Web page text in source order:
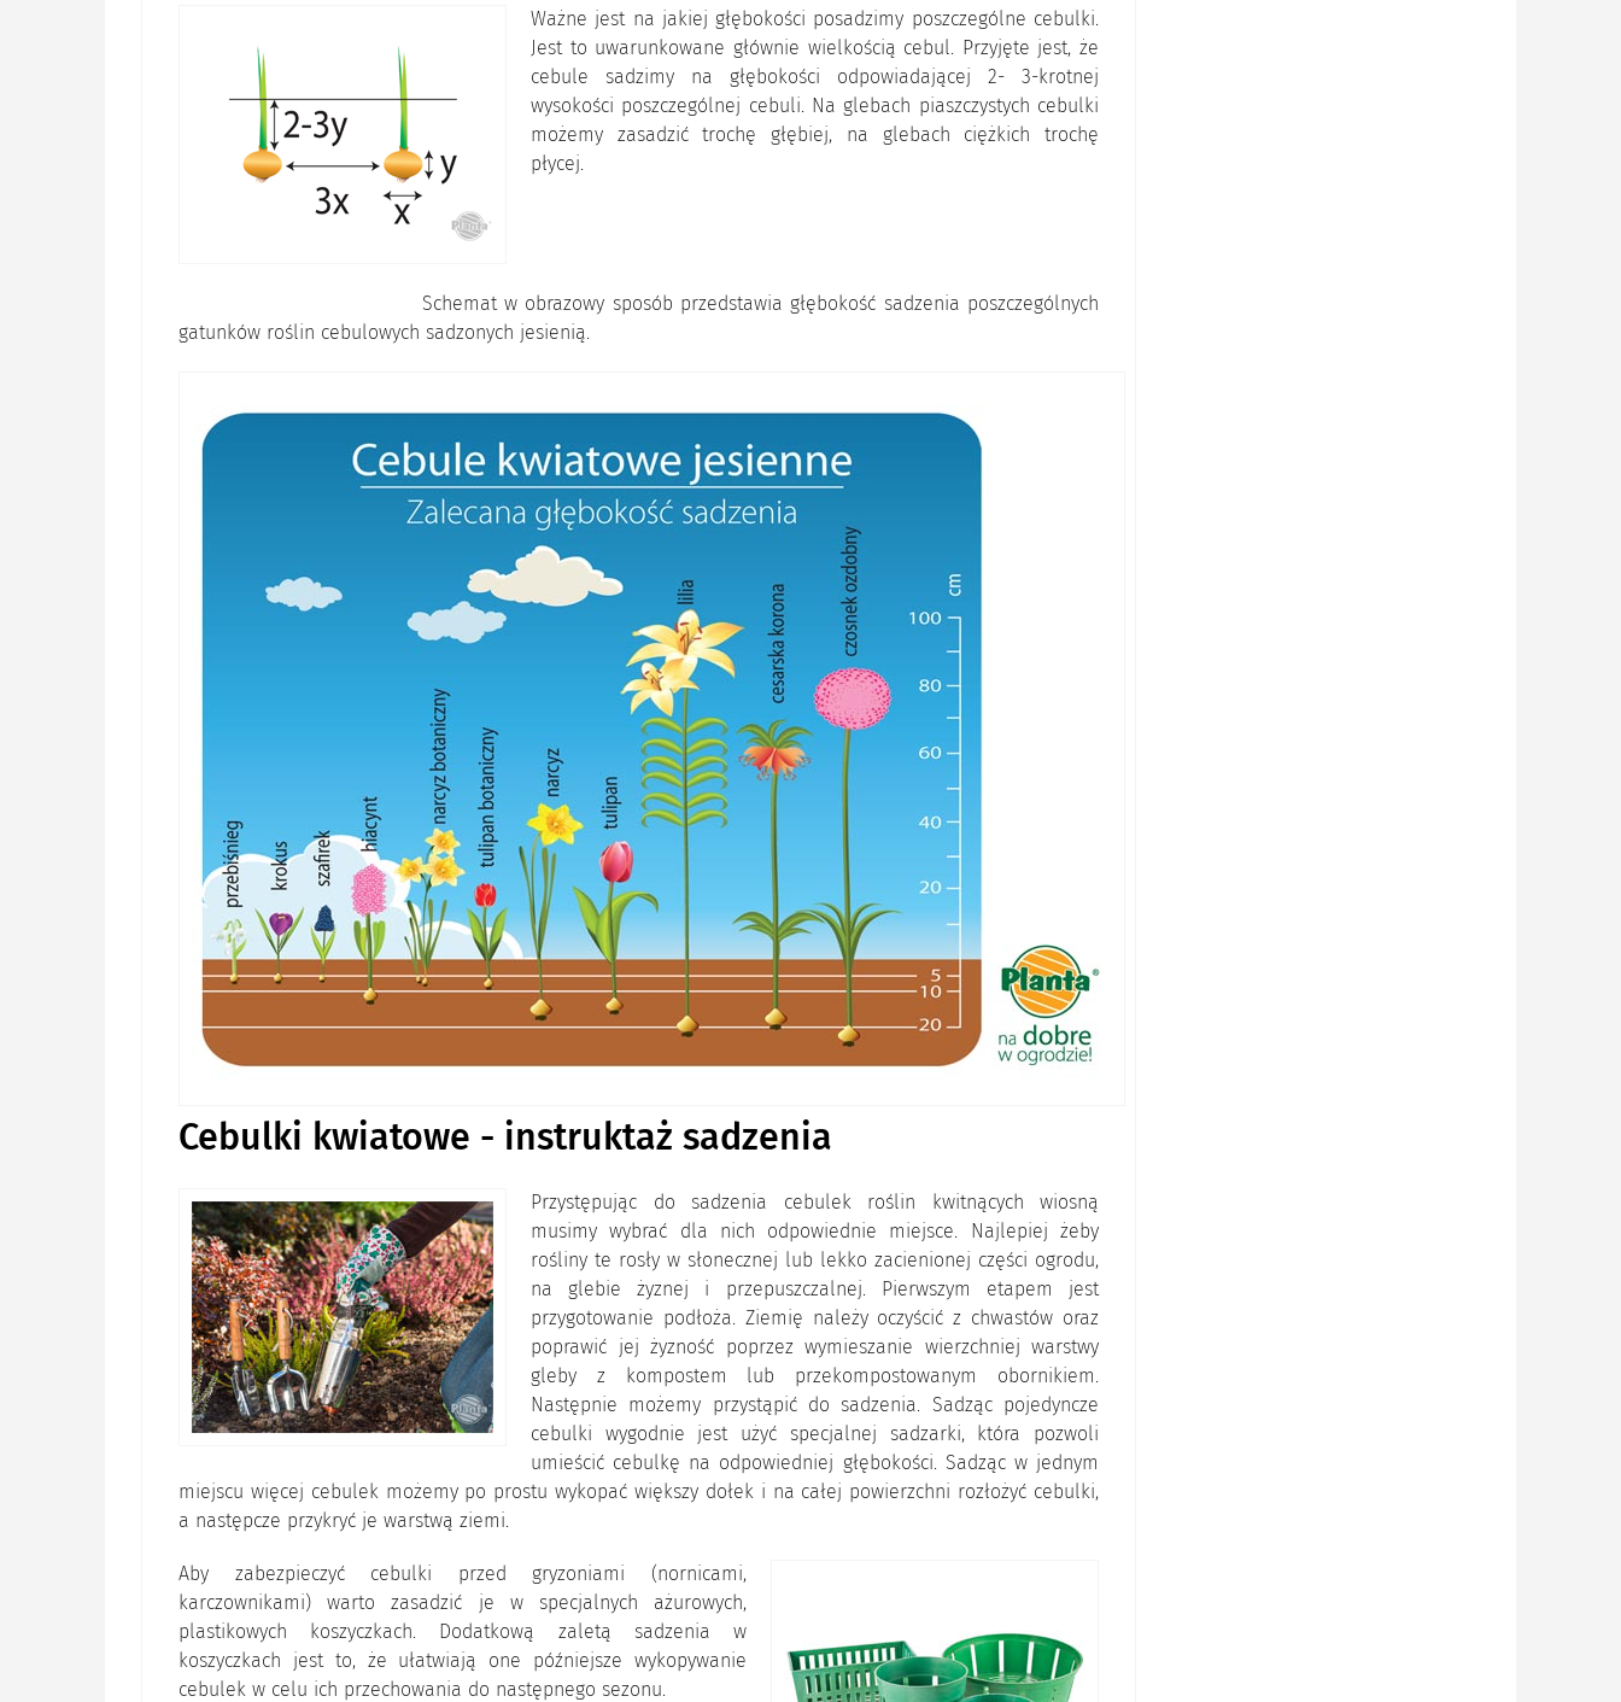
Ważne jest na jakiej głębokości posadzimy poszczególne cebulki.
Jest to uwarunkowane głównie wielkością cebul. Przyjęte jest, że
cebule sadzimy na głębokości odpowiadającej 2- 3-krotnej
wysokości poszczególnej cebuli. Na glebach piaszczystych cebulki
możemy zasadzić trochę głębiej, na glebach ciężkich trochę
płycej.
Schemat w obrazowy sposób przedstawia głębokość sadzenia poszczególnych
gatunków roślin cebulowych sadzonych jesienią.
Cebulki kwiatowe - instruktaż sadzenia
Przystępując do sadzenia cebulek roślin kwitnących wiosną
musimy wybrać dla nich odpowiednie miejsce. Najlepiej żeby
rośliny te rosły w słonecznej lub lekko zacienionej części ogrodu,
na glebie żyznej i przepuszczalnej. Pierwszym etapem jest
przygotowanie podłoża. Ziemię należy oczyścić z chwastów oraz
poprawić jej żyzność poprzez wymieszanie wierzchniej warstwy
gleby z kompostem lub przekompostowanym obornikiem.
Następnie możemy przystąpić do sadzenia. Sadząc pojedyncze
cebulki wygodnie jest użyć specjalnej sadzarki, która pozwoli
umieścić cebulkę na odpowiedniej głębokości. Sadząc w jednym
miejscu więcej cebulek możemy po prostu wykopać większy dołek i na całej powierzchni rozłożyć cebulki,
a następcze przykryć je warstwą ziemi.
Aby zabezpieczyć cebulki przed gryzoniami (nornicami,
karczownikami) warto zasadzić je w specjalnych ażurowych,
plastikowych koszyczkach. Dodatkową zaletą sadzenia w
koszyczkach jest to, że ułatwiają one późniejsze wykopywanie
cebulek w celu ich przechowania do następnego sezonu.